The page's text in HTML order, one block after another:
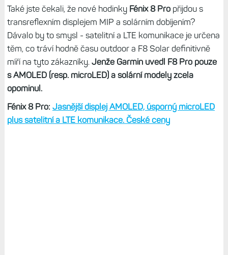
Také jste čekali, že nové hodinky Fénix 8 Propřijdou s
transreflexním displejem MIP a solárním dobíjením?
Dávalo by to smysl - satelitní a LTE komunikace je určena
těm, co tráví hodně času outdoor a F8 Solar definitivně
míří na tyto zákazníky. Jenže Garmin uvedl F8 Pro pouze
s AMOLED (resp. microLED) a solární modely zcela
opominul.
Fénix 8 Pro: Jasnější displej AMOLED, úsporný microLED
plus satelitní a LTE komunikace. České ceny